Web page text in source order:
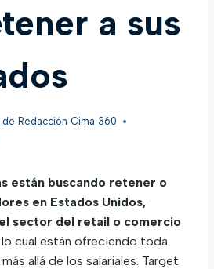
a sus
Redacción Cima 360
están buscando retener o
en Estados Unidos,
sector del retail o comercio
cual están ofreciendo toda
allá de los salariales. Target